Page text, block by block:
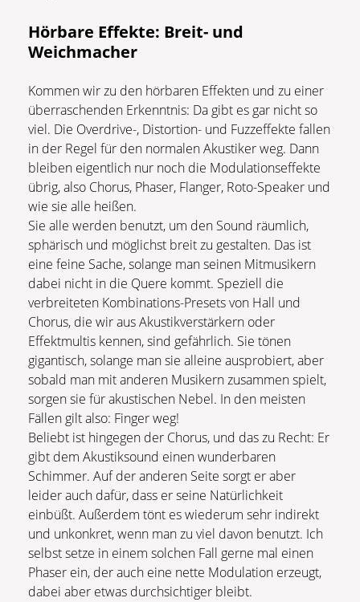
Hörbare Effekte: Breit- und
Weichmacher
Kommen wir zu den hörbaren Effekten und zu einer
überraschenden Erkenntnis: Da gibt es gar nicht so
viel. Die Overdrive-, Distortion- und Fuzzeffekte fallen
in der Regel für den normalen Akustiker weg. Dann
bleiben eigentlich nur noch die Modulationseffekte
übrig, also Chorus, Phaser, Flanger, Roto-Speaker und
wie sie alle heißen.
Sie alle werden benutzt, um den Sound räumlich,
sphärisch und möglichst breit zu gestalten. Das ist
eine feine Sache, solange man seinen Mitmusikern
dabei nicht in die Quere kommt. Speziell die
verbreiteten Kombinations-Presets von Hall und
Chorus, die wir aus Akustikverstärkern oder
Effektmultis kennen, sind gefährlich. Sie tönen
gigantisch, solange man sie alleine ausprobiert, aber
sobald man mit anderen Musikern zusammen spielt,
sorgen sie für akustischen Nebel. In den meisten
Fällen gilt also: Finger weg!
Beliebt ist hingegen der Chorus, und das zu Recht: Er
gibt dem Akustiksound einen wunderbaren
Schimmer. Auf der anderen Seite sorgt er aber
leider auch dafür, dass er seine Natürlichkeit
einbüßt. Außerdem tönt es wiederum sehr indirekt
und unkonkret, wenn man zu viel davon benutzt. Ich
selbst setze in einem solchen Fall gerne mal einen
Phaser ein, der auch eine nette Modulation erzeugt,
dabei aber etwas durchsichtiger bleibt.